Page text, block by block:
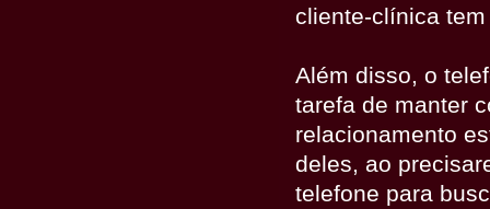
cliente-clínica
Além disso, o
tarefa de manter
relacionamento
deles, ao
telefone para